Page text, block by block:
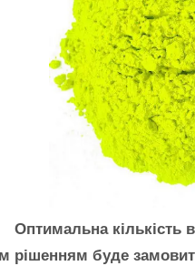
Оптимальна кількість
рішенням буде